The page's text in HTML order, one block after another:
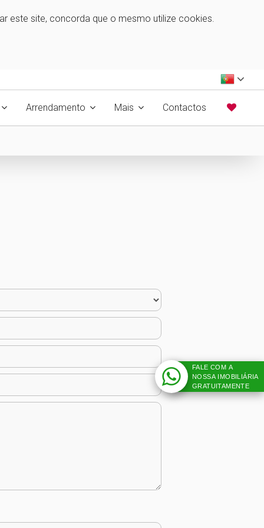
este site, concorda que o mesmo utilize cookies.
Arrendamento Mais Contactos
FALE COM A
NOSSA IMOBILIÁRIA
GRATUITAMENTE